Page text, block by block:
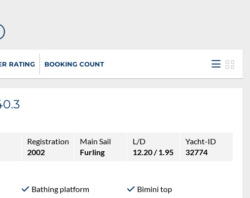
RATING BOOKING COUNT
Registration
2002
Main Sail
Furling
L/D
12.20 / 1.95
Yacht-ID
32774
Bathing platform
Bimini top